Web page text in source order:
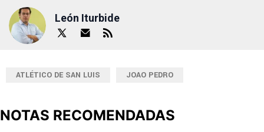
León Iturbide
ATLÉTICO DE SAN LUIS JOAO PEDRO
NOTAS RECOMENDADAS